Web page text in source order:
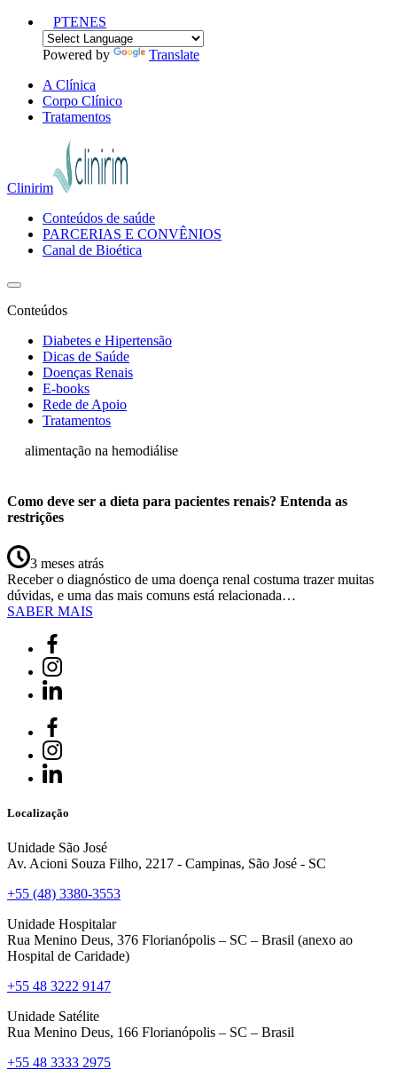
PTENES
Powered by
Translate
A Clínica
Corpo Clínico
Tratamentos
Clinirim
Conteúdos de saúde
PARCERIAS E CONVÊNIOS
Canal de Bioética
Conteúdos
Diabetes e Hipertensão
Dicas de Saúde
Doenças Renais
E-books
Rede de Apoio
Tratamentos
alimentação na hemodiálise
Como deve ser a dieta para pacientes renais? Entenda as
restrições
3 meses atrás
Receber o diagnóstico de uma doença renal costuma trazer muitas
dúvidas, e uma das mais comuns está relacionada…
SABER MAIS
Localização
Unidade São José
Av. Acioni Souza Filho, 2217 - Campinas, São José - SC
+55 (48) 3380-3553
Unidade Hospitalar
Rua Menino Deus, 376 Florianópolis – SC – Brasil (anexo ao
Hospital de Caridade)
+55 48 3222 9147
Unidade Satélite
Rua Menino Deus, 166 Florianópolis – SC – Brasil
+55 48 3333 2975